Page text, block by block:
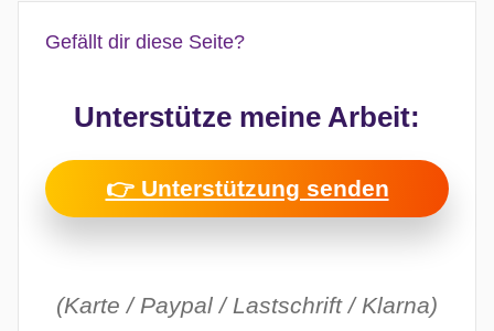
Gefällt dir diese Seite?
Unterstütze meine Arbeit:
👉 Unterstützung senden
(Karte / Paypal / Lastschrift / Klarna)